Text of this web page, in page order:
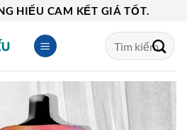
HIẾU CAM KẾT GIÁ TỐT.
Tìm
kiếm: